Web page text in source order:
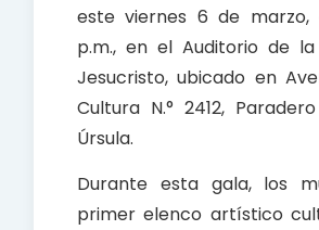
este viernes 6 de marzo,
p.m., en el Auditorio de
Jesucristo, ubicado en
Cultura N.° 2412,
Úrsula.
Durante esta gala, los
primer elenco artístico